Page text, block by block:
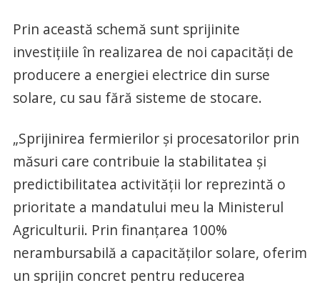
Prin această schemă sunt sprijinite
investițiile în realizarea de noi capacități de
producere a energiei electrice din surse
solare, cu sau fără sisteme de stocare.
„Sprijinirea fermierilor și procesatorilor prin
măsuri care contribuie la stabilitatea și
predictibilitatea activității lor reprezintă o
prioritate a mandatului meu la Ministerul
Agriculturii. Prin finanțarea 100%
nerambursabilă a capacităților solare, oferim
un sprijin concret pentru reducerea